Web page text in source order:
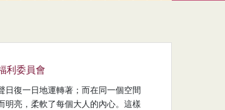
利委員會
日復一日地運轉著；而在同一個空間
明亮，柔軟了每個大人的內心。這樣